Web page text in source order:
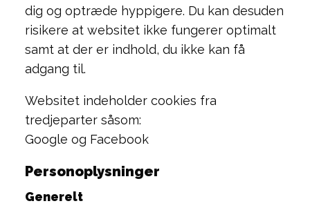
dig og optræde hyppigere. Du kan desuden
risikere at websitet ikke fungerer optimalt
samt at der er indhold, du ikke kan få
adgang til.
Websitet indeholder cookies fra
tredjeparter såsom:
Google og Facebook
Personoplysninger
Generelt